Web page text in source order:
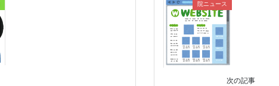
院ニュース
次の記事